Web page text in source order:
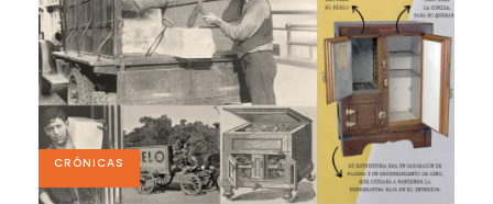
CRÓNICAS